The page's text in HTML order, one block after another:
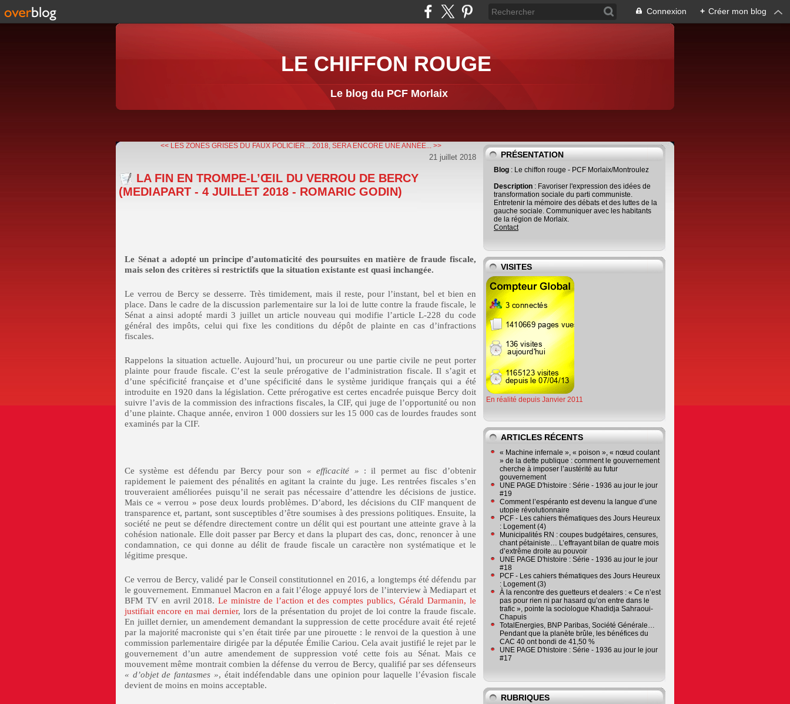
Connexion + Créer mon blog
LE CHIFFON ROUGE
Le blog du PCF Morlaix
<< LES ZONES GRISES DU FAUX POLICIER... 2018, SERA ENCORE UNE ANNÉE... >>
21 juillet 2018
LA FIN EN TROMPE-L’ŒIL DU VERROU DE BERCY
(MEDIAPART - 4 JUILLET 2018 - ROMARIC GODIN)
Le Sénat a adopté un principe d’automaticité des poursuites en matière de fraude fiscale,
mais selon des critères si restrictifs que la situation existante est quasi inchangée.
Le verrou de Bercy se desserre. Très timidement, mais il reste, pour l’instant, bel et bien en
place. Dans le cadre de la discussion parlementaire sur la loi de lutte contre la fraude fiscale, le
Sénat a ainsi adopté mardi 3 juillet un article nouveau qui modifie l’article L-228 du code
général des impôts, celui qui fixe les conditions du dépôt de plainte en cas d’infractions
fiscales.
Rappelons la situation actuelle. Aujourd’hui, un procureur ou une partie civile ne peut porter
plainte pour fraude fiscale. C’est la seule prérogative de l’administration fiscale. Il s’agit et
d’une spécificité française et d’une spécificité dans le système juridique français qui a été
introduite en 1920 dans la législation. Cette prérogative est certes encadrée puisque Bercy doit
suivre l’avis de la commission des infractions fiscales, la CIF, qui juge de l’opportunité ou non
d’une plainte. Chaque année, environ 1 000 dossiers sur les 15 000 cas de lourdes fraudes sont
examinés par la CIF.
Ce système est défendu par Bercy pour son « efficacité » : il permet au fisc d’obtenir
rapidement le paiement des pénalités en agitant la crainte du juge. Les rentrées fiscales s’en
trouveraient améliorées puisqu’il ne serait pas nécessaire d’attendre les décisions de justice.
Mais ce « verrou » pose deux lourds problèmes. D’abord, les décisions du CIF manquent de
transparence et, partant, sont susceptibles d’être soumises à des pressions politiques. Ensuite, la
société ne peut se défendre directement contre un délit qui est pourtant une atteinte grave à la
cohésion nationale. Elle doit passer par Bercy et dans la plupart des cas, donc, renoncer à une
condamnation, ce qui donne au délit de fraude fiscale un caractère non systématique et le
légitime presque.
Ce verrou de Bercy, validé par le Conseil constitutionnel en 2016, a longtemps été défendu par
le gouvernement. Emmanuel Macron en a fait l’éloge appuyé lors de l’interview à Mediapart et
BFM TV en avril 2018.Le ministre de l’action et des comptes publics, Gérald Darmanin, le
justifiait encore en mai dernier, lors de la présentation du projet de loi contre la fraude fiscale.
En juillet dernier, un amendement demandant la suppression de cette procédure avait été rejeté
par la majorité macroniste qui s’en était tirée par une pirouette : le renvoi de la question à une
commission parlementaire dirigée par la députée Émilie Cariou. Cela avait justifié le rejet par le
gouvernement d’un autre amendement de suppression voté cette fois au Sénat. Mais ce
mouvement même montrait combien la défense du verrou de Bercy, qualifié par ses défenseurs
« d’objet de fantasmes », était indéfendable dans une opinion pour laquelle l’évasion fiscale
devient de moins en moins acceptable.
PRÉSENTATION
Blog : Le chiffon rouge - PCF Morlaix/Montroulez
Description : Favoriser l'expression des idées de
transformation sociale du parti communiste.
Entretenir la mémoire des débats et des luttes de la
gauche sociale. Communiquer avec les habitants
de la région de Morlaix.
Contact
VISITES
En réalité depuis Janvier 2011
ARTICLES RÉCENTS
« Machine infernale », « poison », « nœud coulant
» de la dette publique : comment le gouvernement
cherche à imposer l’austérité au futur
gouvernement
UNE PAGE D'histoire : Série - 1936 au jour le jour
#19
Comment l’espéranto est devenu la langue d’une
utopie révolutionnaire
PCF - Les cahiers thématiques des Jours Heureux
: Logement (4)
Municipalités RN : coupes budgétaires, censures,
chant pétainiste… L’effrayant bilan de quatre mois
d’extrême droite au pouvoir
UNE PAGE D'histoire : Série - 1936 au jour le jour
#18
PCF - Les cahiers thématiques des Jours Heureux
: Logement (3)
À la rencontre des guetteurs et dealers : « Ce n’est
pas pour rien ni par hasard qu’on entre dans le
trafic », pointe la sociologue Khadidja Sahraoui-
Chapuis
TotalEnergies, BNP Paribas, Société Générale…
Pendant que la planète brûle, les bénéfices du
CAC 40 ont bondi de 41,50 %
UNE PAGE D'histoire : Série - 1936 au jour le jour
#17
RUBRIQUES